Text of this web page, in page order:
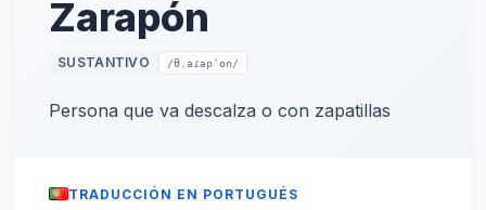
Zarapón
SUSTANTIVO /θˌaɾapˈon/
Persona que va descalza o con zapatillas
TRADUCCIÓN EN PORTUGUÉS